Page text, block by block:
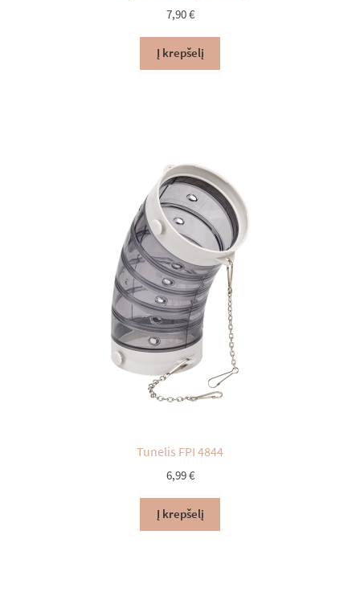
7,90€
Į krepšelį
Tunelis FPI 4844
6,99€
Į krepšelį